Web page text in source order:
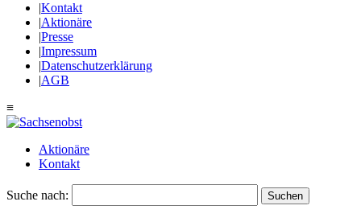
|Kontakt
|Aktionäre
|Presse
|Impressum
|Datenschutzerklärung
|AGB
≡
Aktionäre
Kontakt
Suche nach: Suchen